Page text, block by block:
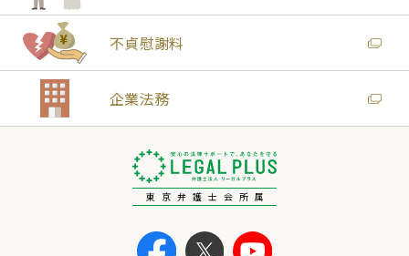
不貞慰謝料
企業法務
東京弁護士会所属